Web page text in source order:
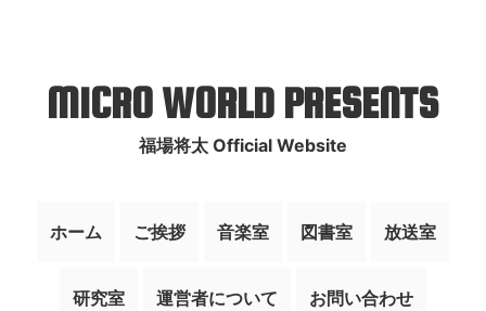
MICRO WORLD PRESENTS
福場将太 Official Website
ホーム ご挨拶 音楽室 図書室 放送室
研究室 運営者について お問い合わせ